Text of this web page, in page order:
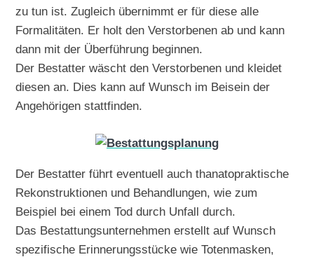
zu tun ist. Zugleich übernimmt er für diese alle
Formalitäten. Er holt den Verstorbenen ab und kann
dann mit der Überführung beginnen.
Der Bestatter wäscht den Verstorbenen und kleidet
diesen an. Dies kann auf Wunsch im Beisein der
Angehörigen stattfinden.
Der Bestatter führt eventuell auch thanatopraktische
Rekonstruktionen und Behandlungen, wie zum
Beispiel bei einem Tod durch Unfall durch.
Das Bestattungsunternehmen erstellt auf Wunsch
spezifische Erinnerungsstücke wie Totenmasken,